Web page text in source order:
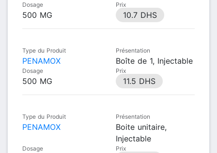
Dosage
500 MG
Prix
10.7 DHS
Type du Produit
PENAMOX
Présentation
Boîte de 1, Injectable
Dosage
500 MG
Prix
11.5 DHS
Type du Produit
PENAMOX
Présentation
Boite unitaire,
Injectable
Dosage Prix